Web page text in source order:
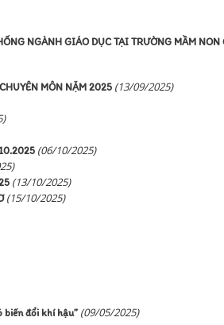
NGÀNH GIÁO DỤC TẠI TRƯỜNG MẦM NON
MÔN NẶM 2025 (13/09/2025)
(06/10/2025)
(13/10/2025)
(15/10/2025)
biến đổi khí hậu” (09/05/2025)